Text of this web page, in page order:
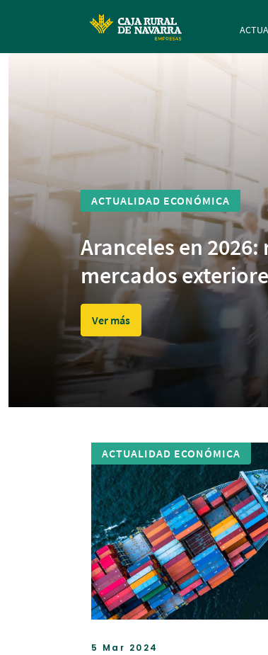
ACTUALIDAD ECONÓMICA
Aranceles en
mercados
Ver más
ACTUALIDAD ECONÓMICA
5 Mar 2024